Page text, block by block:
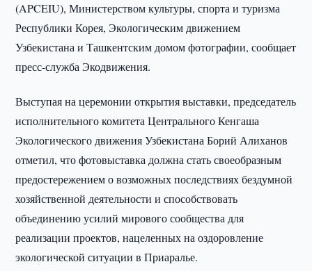
(APCEIU), Министерством культуры, спорта и туризма
Республики Корея, Экологическим движением
Узбекистана и Ташкентским домом фотографии, сообщает
пресс-служба Экодвижения.
Выступая на церемонии открытия выставки, председатель
исполнительного комитета Центрального Кенгаша
Экологического движения Узбекистана Борий Алиханов
отметил, что фотовыставка должна стать своеобразным
предостережением о возможных последствиях бездумной
хозяйственной деятельности и способствовать
объединению усилий мирового сообщества для
реализации проектов, нацеленных на оздоровление
экологической ситуации в Приаралье.